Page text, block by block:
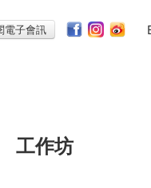
電子會訊
工作坊